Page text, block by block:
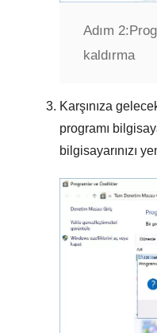
Adım 2:
kaldırma
Karşınıza
programı
bilgisayarınızı